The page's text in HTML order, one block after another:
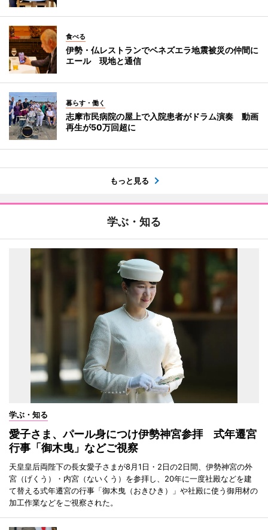
食べる
伊勢・仏レストランでベネズエラ地震被災の仲間に
エール 現地と通信
暮らす・働く
志摩市民病院の屋上で入院患者がドラム演奏 動画
再生が50万回超に
もっと見る
学ぶ・知る
学ぶ・知る
愛子さま、パール身につけ伊勢神宮参拝 式年遷宮
行事「御木曳」などご視察
天皇皇后両陛下の長女愛子さまが8月1日・2日の2日間、伊勢神宮の外
宮（げくう）・内宮（ないくう）を参拝し、20年に一度社殿などを建
て替える式年遷宮の行事「御木曳（おきひき）」や社殿に使う御用材の
加工作業などをご視察された。